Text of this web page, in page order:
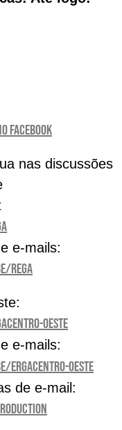
Facebook
nas discussões
e-mails:
rega
oeste
e-mails:
ergacentro-oeste
de e-mail: